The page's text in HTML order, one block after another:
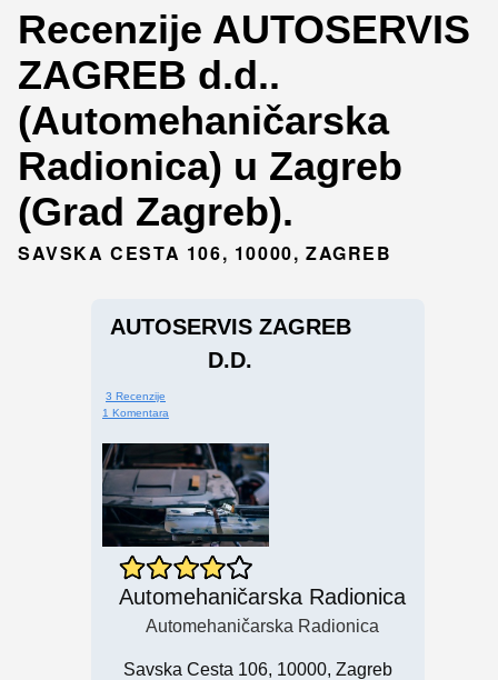
Recenzije AUTOSERVIS
ZAGREB d.d..
(Automehaničarska
Radionica) u Zagreb
(Grad Zagreb).
SAVSKA CESTA 106, 10000, ZAGREB
AUTOSERVIS ZAGREB
D.d.
3 Recenzije
1 Komentara
Automehaničarska Radionica
Automehaničarska Radionica
Savska Cesta 106, 10000, Zagreb